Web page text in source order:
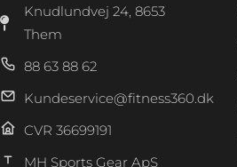
Knudlundvej 24, 8653
Them
88 63 88 62
Kundeservice@fitness360.dk
CVR 36699191
MH Sports Gear ApS